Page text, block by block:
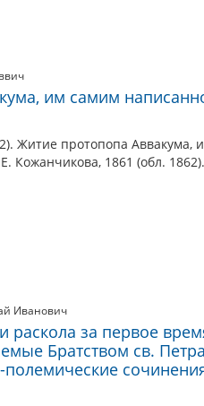
им самим
Житие протопопа Аввакума,
Кожанчикова, 1861 (обл. 1862).
Иванович
раскола за первое
Братством св.
полемические